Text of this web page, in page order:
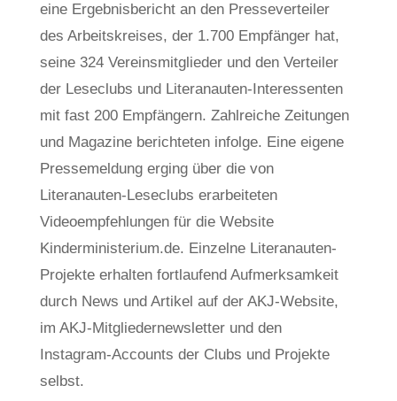
eine Ergebnisbericht an den Presseverteiler
des Arbeitskreises, der 1.700 Empfänger hat,
seine 324 Vereinsmitglieder und den Verteiler
der Leseclubs und Literanauten-Interessenten
mit fast 200 Empfängern. Zahlreiche Zeitungen
und Magazine berichteten infolge. Eine eigene
Pressemeldung erging über die von
Literanauten-Leseclubs erarbeiteten
Videoempfehlungen für die Website
Kinderministerium.de. Einzelne Literanauten-
Projekte erhalten fortlaufend Aufmerksamkeit
durch News und Artikel auf der AKJ-Website,
im AKJ-Mitgliedernewsletter und den
Instagram-Accounts der Clubs und Projekte
selbst.